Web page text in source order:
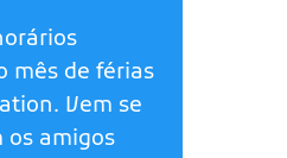
mês de férias
Vem se
os amigos